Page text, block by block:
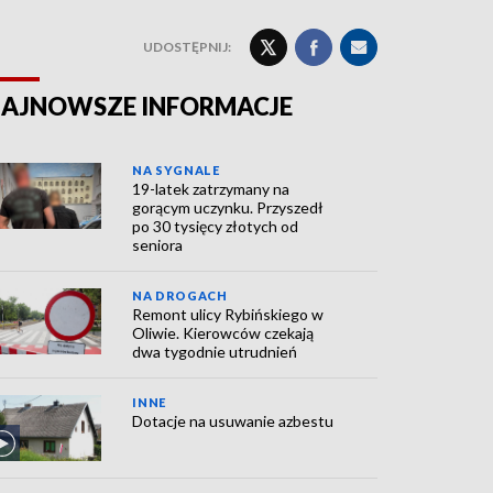
UDOSTĘPNIJ:
INFORMACJE
NA SYGNALE
19-latek zatrzymany na
gorącym uczynku. Przyszedł
po 30 tysięcy złotych od
seniora
NA DROGACH
Remont ulicy Rybińskiego w
Oliwie. Kierowców czekają
dwa tygodnie utrudnień
INNE
Dotacje na usuwanie azbestu